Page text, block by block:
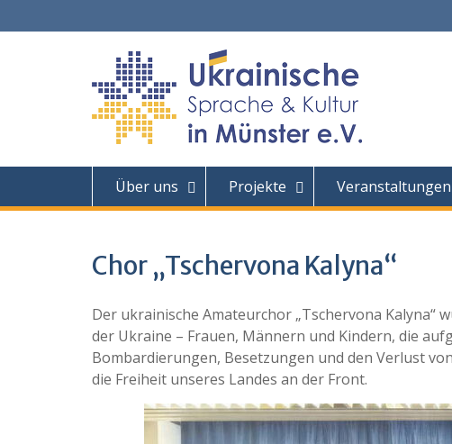
to
Über uns Projekte Veranstaltungen
Chor „Tschervona Kalyna“
Der ukrainische Amateurchor „Tschervona Kalyna“
der Ukraine – Frauen, Männern und Kindern, die
Bombardierungen, Besetzungen und den Verlust
die Freiheit unseres Landes an der Front.